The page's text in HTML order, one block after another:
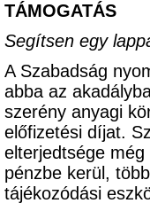
TÁMOGATÁS
Segítsen egy
A Szabadság
abba az
szerény anyagi
előfizetési díjat.
elterjedtsége
pénzbe kerül,
tájékozódási